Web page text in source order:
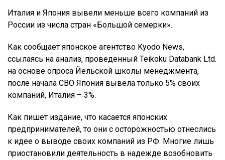
Италия и Япония вывели меньше всего компаний из
России из числа стран «Большой семерки».
Как сообщает японское агентство Kyodo News,
ссылаясь на анализ, проведенный Teikoku Databank Ltd.
на основе опроса Йельской школы менеджмента,
после начала СВО Япония вывела только 5% своих
компаний, Италия – 3%.
Как пишет издание, что касается японских
предпринимателей, то они с осторожностью отнеслись
к идее о выводе своих компаний из РФ. Многие лишь
приостановили деятельность в надежде возобновить